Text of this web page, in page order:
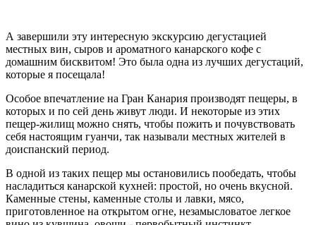
А завершили эту интересную экскурсию дегустацией
местных вин, сыров и ароматного канарского кофе с
домашним бисквитом! Это была одна из лучших дегустаций,
которые я посещала!
Особое впечатление на Гран Канария производят пещеры, в
которых и по сей день живут люди. И некоторые из этих
пещер-жилищ можно снять, чтобы пожить и почувствовать
себя настоящим гуанчи, так называли местных жителей в
доиспанский период.
В одной из таких пещер мы остановились пообедать, чтобы
насладиться канарской кухней: простой, но очень вкусной.
Каменные стены, каменные столы и лавки, мясо,
приготовленное на открытом огне, незамысловатое легкое